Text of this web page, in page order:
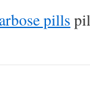
pills